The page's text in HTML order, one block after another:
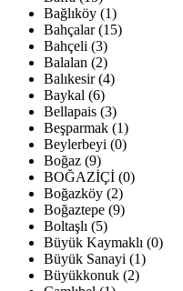
Bağlıköy (1)
Bahçalar (15)
Bahçeli (3)
Balalan (2)
Balıkesir (4)
Baykal (6)
Bellapais (3)
Beşparmak (1)
Beylerbeyi (0)
Boğaz (9)
BOĞAZİÇİ (0)
Boğazköy (2)
Boğaztepe (9)
Boltaşlı (5)
Büyük Kaymaklı (0)
Büyük Sanayi (1)
Büyükkonuk (2)